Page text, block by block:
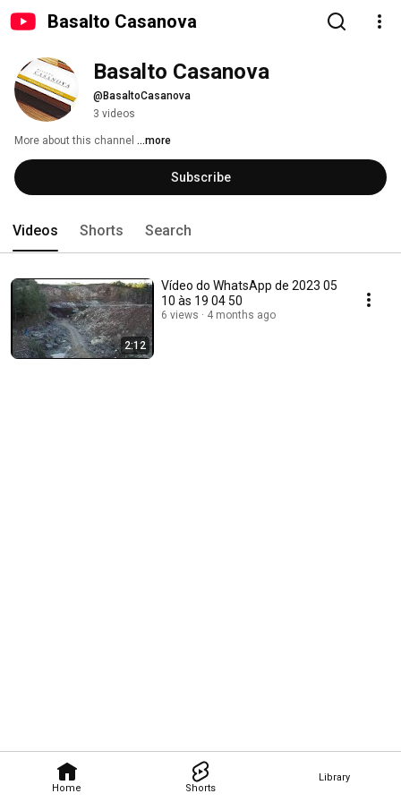
Basalto Casanova
Home Shorts
Library
Basalto Casanova
@BasaltoCasanova
3 videos
More about this channel ...more
Subscribe
Videos Shorts Search
2:12
Vídeo do WhatsApp de 2023 05
10 às 19 04 50
6 views 4 months ago